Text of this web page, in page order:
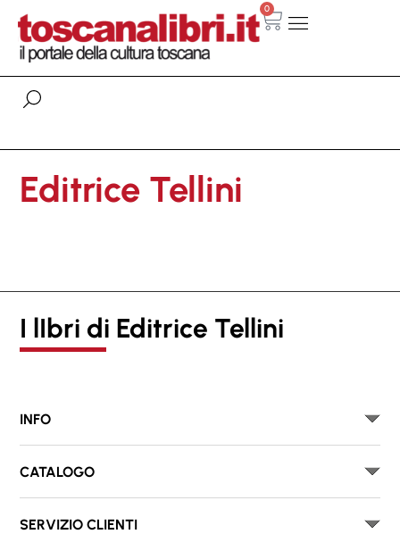
0
Editrice Tellini
I lIbri di Editrice Tellini
INFO
CATALOGO
SERVIZIO CLIENTI